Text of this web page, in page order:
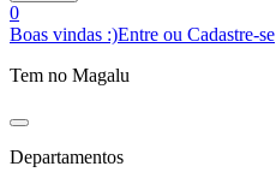
0
Boas vindas :)Entre ou Cadastre-se
Tem no Magalu
Departamentos